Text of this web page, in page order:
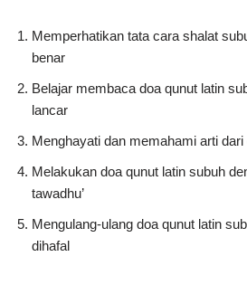
Memperhatikan tata cara shalat
benar
Belajar membaca doa qunut latin
lancar
Menghayati dan memahami arti
Melakukan doa qunut latin subuh
tawadhu’
Mengulang-ulang doa qunut latin
dihafal